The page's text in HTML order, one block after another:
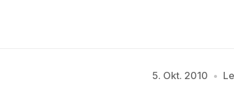
5. Okt. 2010 •